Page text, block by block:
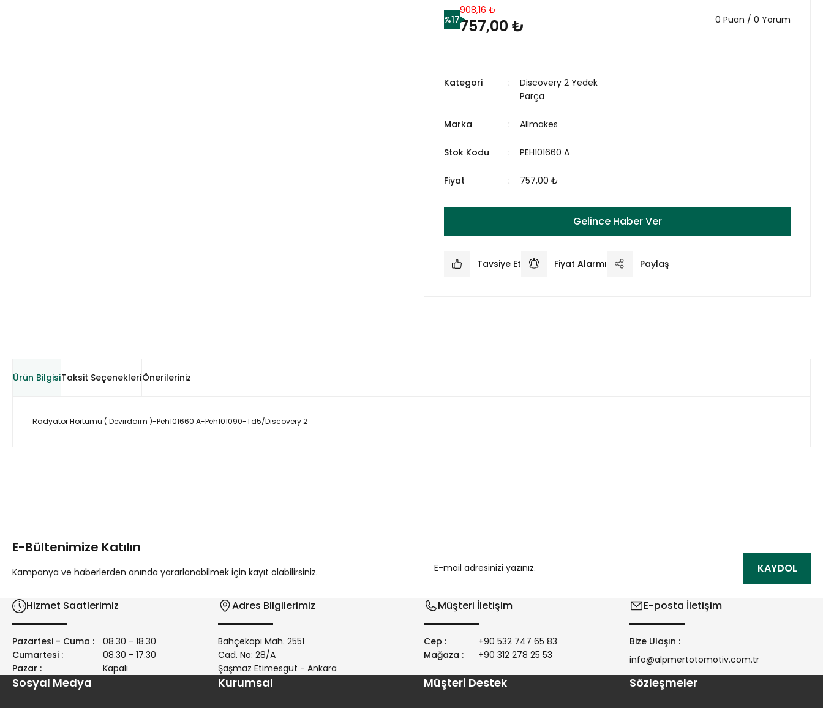
%17
908,16 ₺
757,00 ₺ 0 Puan / 0 Yorum
Kategori
Discovery 2 Yedek
Parça
Marka Allmakes
Stok Kodu PEH101660 A
Fiyat 757,00 ₺
Gelince Haber Ver
Tavsiye Et Fiyat Alarmı Paylaş
Ürün BilgisiTaksit SeçenekleriÖnerileriniz
Radyatör Hortumu ( Devirdaim )-Peh101660 A-Peh101090-Td5/Discovery 2
Ürün bilgilerinde hatalar bulunuyor.
E-Bültenimize Katılın
Kampanya ve haberlerden anında yararlanabilmek için kayıt olabilirsiniz. KAYDOL
Hizmet Saatlerimiz
Pazartesi - Cuma :
08.30 - 18.30
Cumartesi :
08.30 - 17.30
Pazar :
Kapalı
Adres Bilgilerimiz
Bahçekapı Mah. 2551
Cad. No: 28/A
Şaşmaz Etimesgut - Ankara
Müşteri İletişim
Cep :
+90 532 747 65 83
Mağaza :
+90 312 278 25 53
E-posta İletişim
Bize Ulaşın :
info@alpmertotomotiv.com.tr
Sosyal Medya Kurumsal Müşteri Destek Sözleşmeler